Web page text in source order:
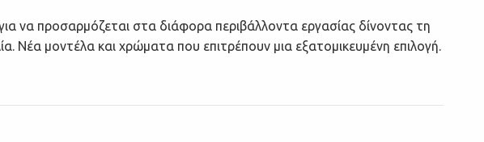
να προσαρμόζεται στα διάφορα περιβάλλοντα εργασίας δίνοντας τη
μοντέλα και χρώματα που επιτρέπουν μια εξατομικευμένη επιλογή.